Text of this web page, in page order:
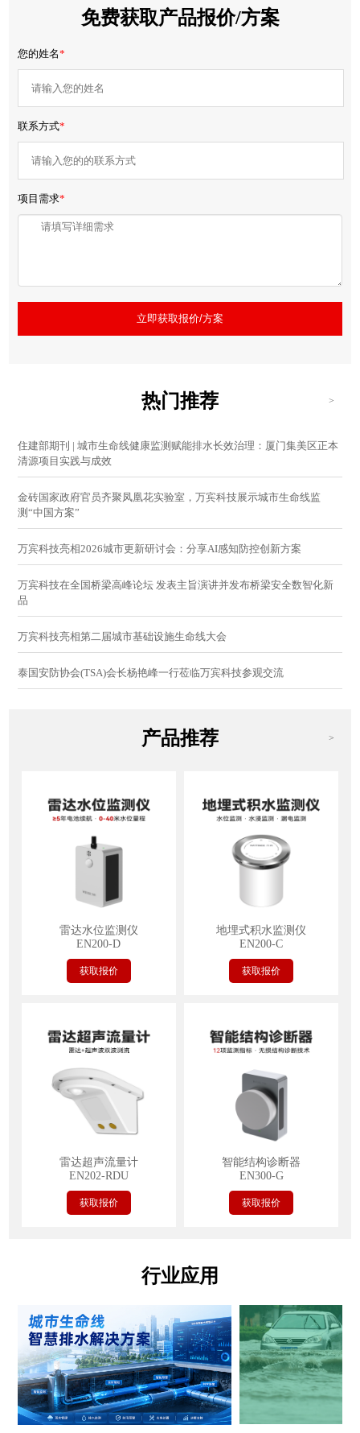
免费获取产品报价/方案
您的姓名*
联系方式*
项目需求*
立即获取报价/方案
热门推荐 >
住建部期刊 | 城市生命线健康监测赋能排水长效治理：厦门集美区正本
清源项目实践与成效
金砖国家政府官员齐聚凤凰花实验室，万宾科技展示城市生命线监
测“中国方案”
万宾科技亮相2026城市更新研讨会：分享AI感知防控创新方案
万宾科技在全国桥梁高峰论坛 发表主旨演讲并发布桥梁安全数智化新
品
万宾科技亮相第二届城市基础设施生命线大会
泰国安防协会(TSA)会长杨艳峰一行莅临万宾科技参观交流
产品推荐 >
雷达水位监测仪
EN200-D
获取报价
地埋式积水监测仪
EN200-C
获取报价
雷达超声流量计
EN202-RDU
获取报价
智能结构诊断器
EN300-G
获取报价
行业应用